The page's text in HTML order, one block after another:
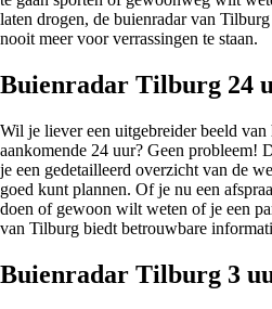
laten drogen, de buienradar van
nooit meer voor verrassingen te staan.
Buienradar Tilburg 24
Wil je liever een uitgebreider beeld
aankomende 24 uur? Geen probleem!
je een gedetailleerd overzicht van de
goed kunt plannen. Of je nu een
doen of gewoon wilt weten of je een
van Tilburg biedt betrouwbare
Buienradar Tilburg 3